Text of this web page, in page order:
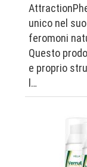
unico nel
feromoni
Questo
e proprio
l…